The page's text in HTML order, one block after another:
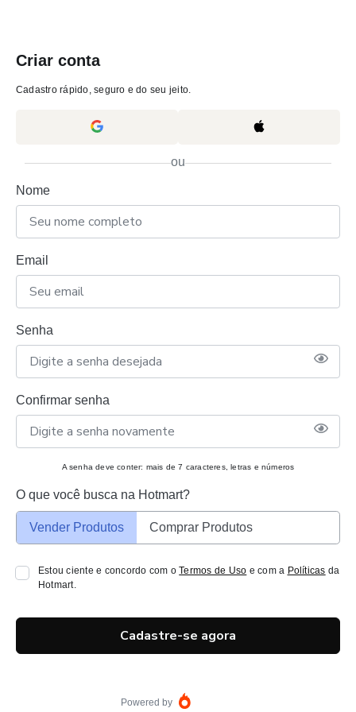
Criar conta
Cadastro rápido, seguro e do seu jeito.
ou
Nome
Email
Senha
Confirmar senha
A senha deve conter: mais de 7 caracteres, letras e números
O que você busca na Hotmart?
Vender Produtos Comprar Produtos
Estou ciente e concordo com oTermos de Uso e com a Políticas da
Hotmart.
Cadastre-se agora
Powered by